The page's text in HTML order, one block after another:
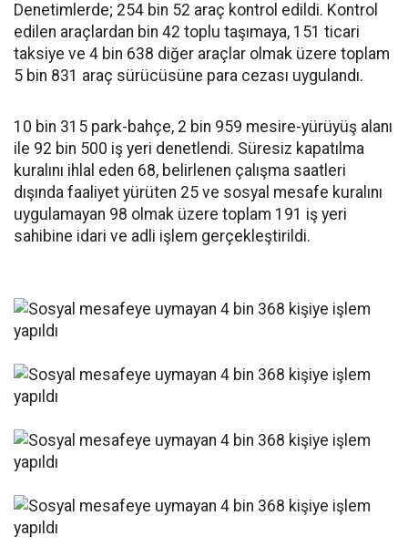
Denetimlerde; 254 bin 52 araç kontrol edildi. Kontrol
edilen araçlardan bin 42 toplu taşımaya, 151 ticari
taksiye ve 4 bin 638 diğer araçlar olmak üzere toplam
5 bin 831 araç sürücüsüne para cezası uygulandı.
10 bin 315 park-bahçe, 2 bin 959 mesire-yürüyüş alanı
ile 92 bin 500 iş yeri denetlendi. Süresiz kapatılma
kuralını ihlal eden 68, belirlenen çalışma saatleri
dışında faaliyet yürüten 25 ve sosyal mesafe kuralını
uygulamayan 98 olmak üzere toplam 191 iş yeri
sahibine idari ve adli işlem gerçekleştirildi.